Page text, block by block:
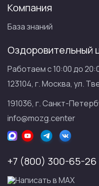
Компания
База знаний
Оздоровительный
Работаем с 10:00 до
123104, г. Москва, ул.
191036, г. Санкт-
info@mozg.center
+7 (800) 300-65-26
Написать в МАХ